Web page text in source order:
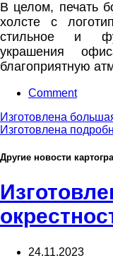
В целом, печать
холсте с
стильное и
украшения
благоприятную
Comment
Изготовлена
Изготовлена
Другие новости
24.11.2023